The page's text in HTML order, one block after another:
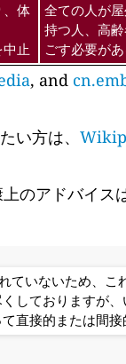
、体
止
全ての人が
持つ人、高
ごす必要があ
, and
い方は、
のアドバイスは
いないため、こ
しておりますが
直接的または間